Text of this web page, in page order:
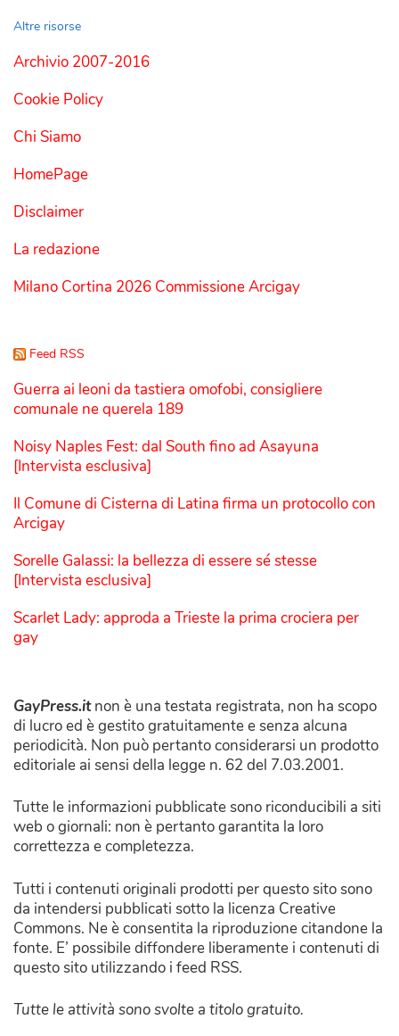
Altre risorse
Archivio 2007-2016
Cookie Policy
Chi Siamo
HomePage
Disclaimer
La redazione
Milano Cortina 2026 Commissione Arcigay
Feed RSS
Guerra ai leoni da tastiera omofobi, consigliere
comunale ne querela 189
Noisy Naples Fest: dal South fino ad Asayuna
[Intervista esclusiva]
Il Comune di Cisterna di Latina firma un protocollo con
Arcigay
Sorelle Galassi: la bellezza di essere sé stesse
[Intervista esclusiva]
Scarlet Lady: approda a Trieste la prima crociera per
gay
GayPress.itnon è una testata registrata, non ha scopo
di lucro ed è gestito gratuitamente e senza alcuna
periodicità. Non può pertanto considerarsi un prodotto
editoriale ai sensi della legge n. 62 del 7.03.2001.
Tutte le informazioni pubblicate sono riconducibili a siti
web o giornali: non è pertanto garantita la loro
correttezza e completezza.
Tutti i contenuti originali prodotti per questo sito sono
da intendersi pubblicati sotto la licenza Creative
Commons. Ne è consentita la riproduzione citandone la
fonte. E’ possibile diffondere liberamente i contenuti di
questo sito utilizzando i feed RSS.
Tutte le attività sono svolte a titolo gratuito.